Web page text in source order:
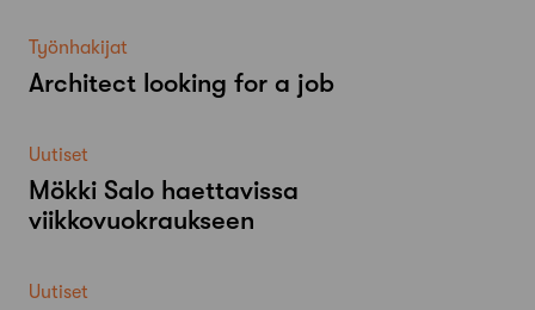
Työnhakijat
Architect looking for a job
Uutiset
Mökki Salo haettavissa
viikkovuokraukseen
Uutiset